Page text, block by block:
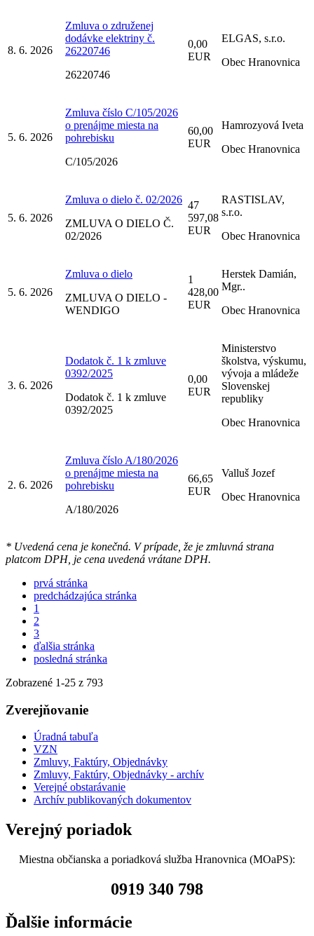
8. 6. 2026
Zmluva o združenej
dodávke elektriny č.
26220746
26220746
0,00
EUR
ELGAS, s.r.o.
Obec Hranovnica
5. 6. 2026
Zmluva číslo C/105/2026
o prenájme miesta na
pohrebisku
C/105/2026
60,00
EUR
Hamrozyová Iveta
Obec Hranovnica
5. 6. 2026
Zmluva o dielo č. 02/2026
ZMLUVA O DIELO Č.
02/2026
47
597,08
EUR
RASTISLAV,
s.r.o.
Obec Hranovnica
5. 6. 2026
Zmluva o dielo
ZMLUVA O DIELO -
WENDIGO
1
428,00
EUR
Herstek Damián,
Mgr..
Obec Hranovnica
3. 6. 2026
Dodatok č. 1 k zmluve
0392/2025
Dodatok č. 1 k zmluve
0392/2025
0,00
EUR
Ministerstvo
školstva, výskumu,
vývoja a mládeže
Slovenskej
republiky
Obec Hranovnica
2. 6. 2026
Zmluva číslo A/180/2026
o prenájme miesta na
pohrebisku
A/180/2026
66,65
EUR
Valluš Jozef
Obec Hranovnica
* Uvedená cena je konečná. V prípade, že je zmluvná strana
platcom DPH, je cena uvedená vrátane DPH.
prvá stránka
predchádzajúca stránka
1
2
3
ďalšia stránka
posledná stránka
Zobrazené 1-25 z 793
Zverejňovanie
Úradná tabuľa
VZN
Zmluvy, Faktúry, Objednávky
Zmluvy, Faktúry, Objednávky - archív
Verejné obstarávanie
Archív publikovaných dokumentov
Verejný poriadok
Miestna občianska a poriadková služba Hranovnica (MOaPS):
0919 340 798
Ďalšie informácie